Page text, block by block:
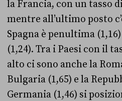
la Francia, con un tasso
mentre all’ultimo posto
Spagna è penultima
(1,24). Tra i Paesi con il
alto ci sono anche la
Bulgaria (1,65) e la
Germania (1,46) si